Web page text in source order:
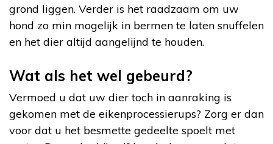
grond liggen. Verder is het raadzaam om uw
hond zo min mogelijk in bermen te laten snuffelen
en het dier altijd aangelijnd te houden.
Wat als het wel gebeurd?
Vermoed u dat uw dier toch in aanraking is
gekomen met de eikenprocessierups? Zorg er dan
voor dat u het besmette gedeelte spoelt met